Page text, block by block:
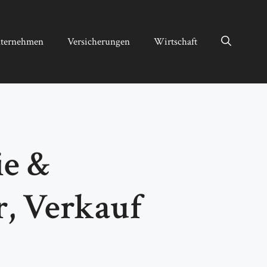
Versicherungen Wirtschaft
&
Verkauf